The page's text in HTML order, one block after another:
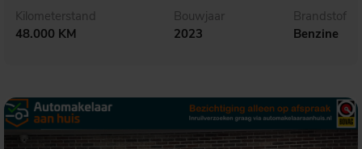
Kilometerstand
48.000 KM
Bouwjaar
2023
Brandstof
Benzine